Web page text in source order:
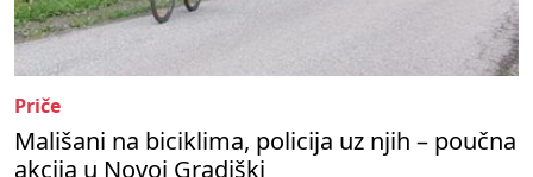
Priče
Mališani na biciklima, policija uz njih – poučna
akcija u Novoj Gradiški